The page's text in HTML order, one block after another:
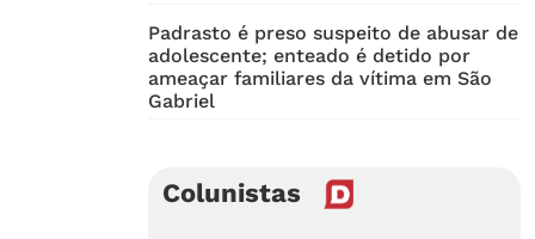
Padrasto é preso suspeito de abusar de
adolescente; enteado é detido por
ameaçar familiares da vítima em São
Gabriel
Colunistas